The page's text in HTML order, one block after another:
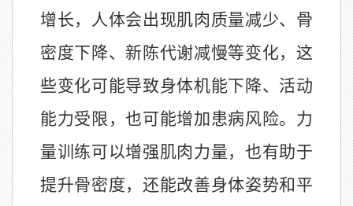
增长，人体会出现肌肉质量减少、骨
密度下降、新陈代谢减慢等变化，这
些变化可能导致身体机能下降、活动
能力受限，也可能增加患病风险。力
量训练可以增强肌肉力量，也有助于
提升骨密度，还能改善身体姿势和平